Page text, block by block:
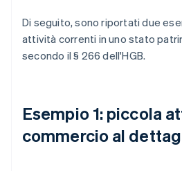
Di seguito, sono riportati due
attività correnti in uno stato
secondo il § 266 dell'HGB.
Esempio 1: piccola
commercio al